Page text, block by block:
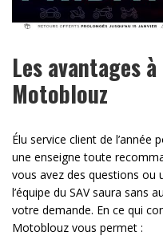
Les avantages
Motoblouz
Élu service client de l’année
une enseigne toute
vous avez des questions ou
l’équipe du SAV saura sans
votre demande. En ce qui
Motoblouz vous permet :